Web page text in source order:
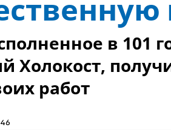
в 101
Холокост,
работ